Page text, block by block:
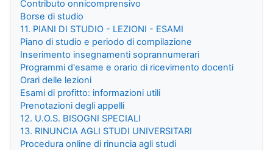
Contributo onnicomprensivo
Borse di studio
11. PIANI DI STUDIO - LEZIONI - ESAMI
Piano di studio e periodo di compilazione
Inserimento insegnamenti soprannumerari
Programmi d'esame e orario di ricevimento docenti
Orari delle lezioni
Esami di profitto: informazioni utili
Prenotazioni degli appelli
12. U.O.S. BISOGNI SPECIALI
13. RINUNCIA AGLI STUDI UNIVERSITARI
Procedura online di rinuncia agli studi